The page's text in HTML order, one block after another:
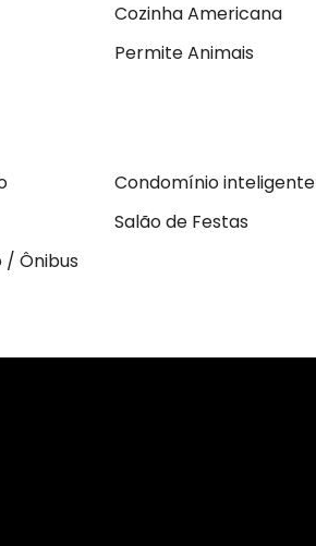
Cozinha Americana
Permite Animais
Condomínio inteligente
Salão de Festas
/ Ônibus